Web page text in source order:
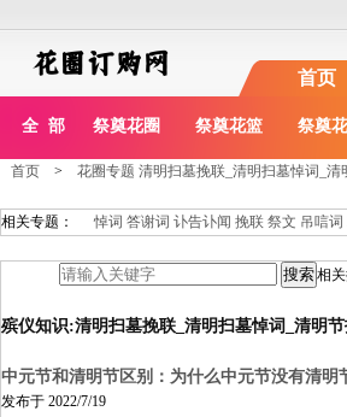
首页
全 部 祭奠花圈 祭奠花篮 祭奠
首页 > 花圈专题 清明扫墓挽联_清明扫墓悼词_清
相关专题： 悼词 答谢词 讣告讣闻 挽联 祭文 吊唁词
相关
殡仪知识:清明扫墓挽联_清明扫墓悼词_清明
中元节和清明节区别：为什么中元节没有清明
发布于 2022/7/19